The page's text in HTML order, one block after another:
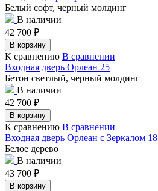
Белый софт, черный молдинг
В наличии
42 700 ₽
В корзину
К сравнению В сравнении
Входная дверь Орлеан 25
Бетон светлый, черный молдинг
В наличии
42 700 ₽
В корзину
К сравнению В сравнении
Входная дверь Орлеан с Зеркалом 18
Белое дерево
В наличии
43 700 ₽
В корзину